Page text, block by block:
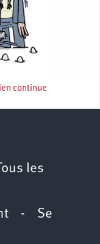
continue
les
- Se